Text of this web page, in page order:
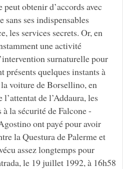
peut obtenir d’accords avec
ses indispensables
les services secrets. Or, en
une activité
surnaturelle pour
présents quelques instants à
voiture de Borsellino, en
de l’Addaura, les
à la sécurité de Falcone -
ont payé pour avoir
la Questura de Palerme et
assez longtemps pour
le 19 juillet 1992, à 16h58